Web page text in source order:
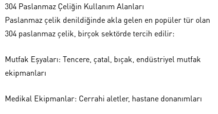
304 Paslanmaz Çeliğin Kullanım Alanları
Paslanmaz çelik denildiğinde akla gelen en popüler tür olan
304 paslanmaz çelik, birçok sektörde tercih edilir:
Mutfak Eşyaları: Tencere, çatal, bıçak, endüstriyel mutfak
ekipmanları
Medikal Ekipmanlar: Cerrahi aletler, hastane donanımları